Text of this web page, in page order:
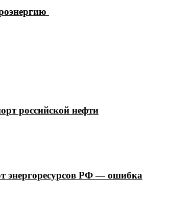
российской нефти
энергоресурсов РФ — ошибка